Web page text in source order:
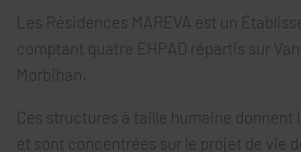
Les Résidences MAREVA est un
comptant quatre EHPAD répartis sur
Morbihan.
Ces structures à taille humaine donnent
et sont concentrées sur le projet de vie